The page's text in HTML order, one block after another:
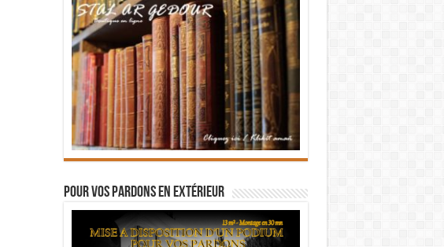
Pour vos pardons en extérieur